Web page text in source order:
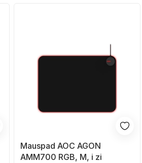
Mauspad AOC AGON
AMM700 RGB, M, i zi